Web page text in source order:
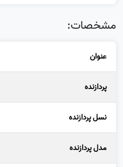
مشخصات:
عنوان
پردازنده
نسل پردازنده
مدل پردازنده